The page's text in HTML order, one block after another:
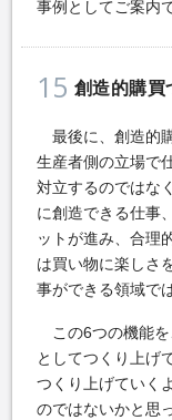
事例としてご案内
15 創造的購買
最後に、創造的
生産者側の立場で
対立するのではな
に創造できる仕事
ットが進み、合理
は買い物に楽しさ
事ができる領域で
この6つの機能を
としてつくり上げ
つくり上げていく
のではないかと思